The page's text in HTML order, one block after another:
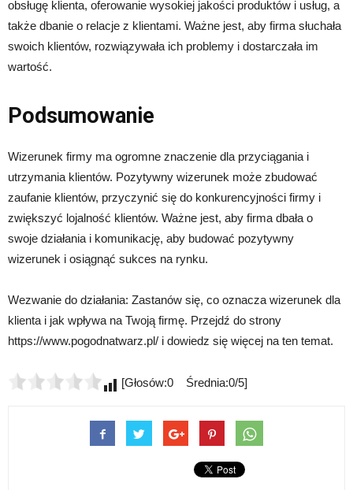
obsługę klienta, oferowanie wysokiej jakości produktów i usług, a
także dbanie o relacje z klientami. Ważne jest, aby firma słuchała
swoich klientów, rozwiązywała ich problemy i dostarczała im
wartość.
Podsumowanie
Wizerunek firmy ma ogromne znaczenie dla przyciągania i
utrzymania klientów. Pozytywny wizerunek może zbudować
zaufanie klientów, przyczynić się do konkurencyjności firmy i
zwiększyć lojalność klientów. Ważne jest, aby firma dbała o
swoje działania i komunikację, aby budować pozytywny
wizerunek i osiągnąć sukces na rynku.
Wezwanie do działania: Zastanów się, co oznacza wizerunek dla
klienta i jak wpływa na Twoją firmę. Przejdź do strony
https://www.pogodnatwarz.pl/ i dowiedz się więcej na ten temat.
[Głosów:0 Średnia:0/5]